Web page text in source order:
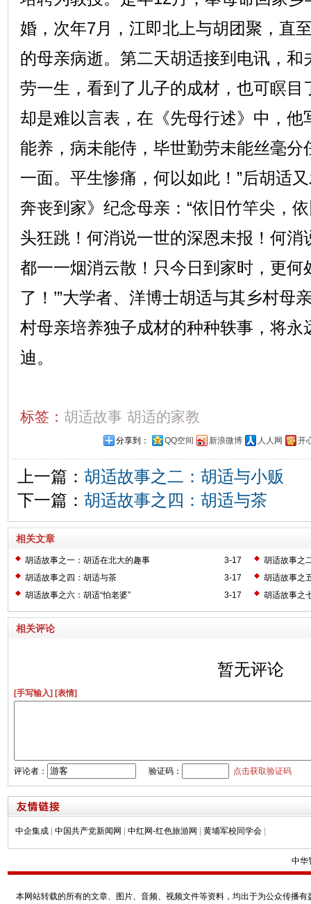
婚，次年7月，江即北上与胡团聚，直
的母亲病逝。第二天胡适接到电讯，和
劳一生，看到了儿子的成材，也可瞑目
却是难以言表，在《先母行述》中，他
能养，病未能侍，毕世勤劳未能丝毫分
一面。平生惨痛，何以如此！”后胡适
奔丧到家》纪念母亲：“依旧竹竿尖，
头狂跳！何消说一世的深恩未报！何消
都一一烟消云散！只今日到家时，更何
了！’”大学者、洋博士胡适与其乡村母
村母亲培养独子成材的种种轶事，将永
迪。
标签： 胡适故事 胡适的家教
分享到： QQ空间 新浪微博 人人网 开
上一篇： 胡适故事之二：胡适与小贩
下一篇： 胡适故事之四：胡适与茶
相关文章
3-17
胡适故事之一：胡适在北大的趣事
胡适故事之
3-17
胡适故事之四：胡适与茶
胡适故事之
3-17
胡适故事之六：胡适“怕老婆” 胡适故事之
相关评论
暂无评论
[手写输入] [表情]
评论者： 验证码： 点击获取验证码
中企集成 中国共产党新闻网 中红网-红色旅游网 黄埔军校同学会
中华
本网站转载的所有的文章、图片、音频、视频文件等资料，均出于为公众传播